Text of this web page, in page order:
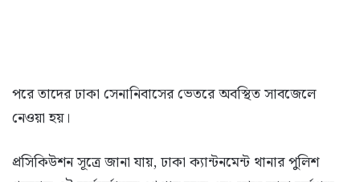
পরে তাদের ঢাকা সেনানিবাসের ভেতরে অবস্থিত সাবজেলে
নেওয়া হয়।
প্রসিকিউশন সূত্রে জানা যায়, ঢাকা ক্যান্টনমেন্ট থানার পুলিশ